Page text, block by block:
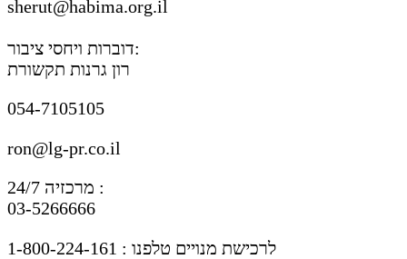
sherut@habima.org.il
דוברות ויחסי ציבור:
רון גרנות תקשורת
054-7105105
ron@lg-pr.co.il
מרכזיה 24/7 :
03-5266666
לרכישת מנויים טלפנו : 1-800-224-161